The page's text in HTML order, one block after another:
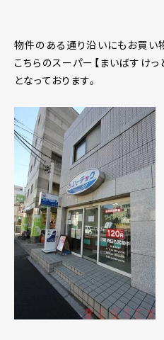
物件のある通り沿いにもお買い
こちらのスーパー【まいばすけ
となっております。